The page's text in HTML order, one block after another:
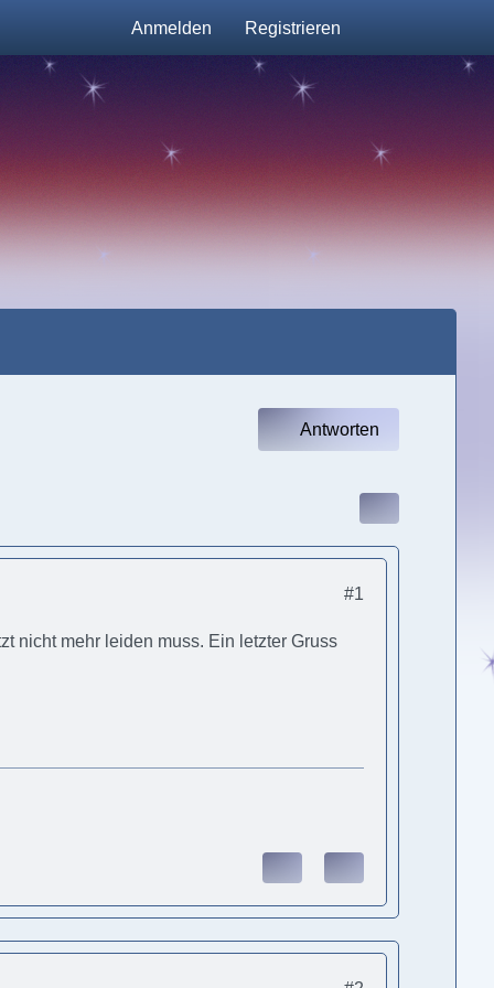
Anmelden Registrieren
Antworten
#1
nicht mehr leiden muss. Ein letzter Gruss